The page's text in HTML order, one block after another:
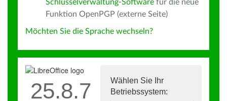
Schlüsselverwaltung-Software für die neue
Funktion OpenPGP (externe Seite)
Möchten Sie die Sprache wechseln?
Wählen Sie Ihr
Betriebssystem:
25.8.7